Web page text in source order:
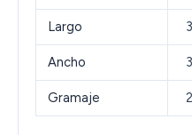
Largo
Ancho
Gramaje